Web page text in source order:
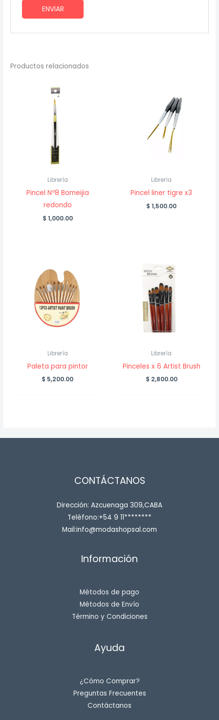
Productos relacionados
Librería
Pincel Nº8 Bomeijia
redondo
$ 1,000.00
Librería
Pincel liner tigre x3
$ 1,500.00
Librería
Paleta para pintor
$ 5,200.00
Librería
Pinceles x 6 Artist Brush
$ 2,800.00
CONTÁCTANOS
Dirección: Azcuenaga 309,CABA
Teléfono:+54 9 11********
Mail:info@modashopsal.com
Información
Métodos de pago
Métodos de Envío
Término y Condiciones
Ayuda
¿Cómo Comprar?
Preguntas Frecuentes
Contáctanos